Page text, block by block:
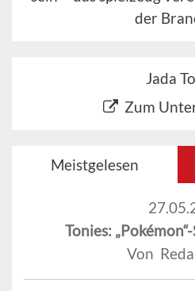
der
Jada
Zum
Meistgelesen
Tonies:
Von